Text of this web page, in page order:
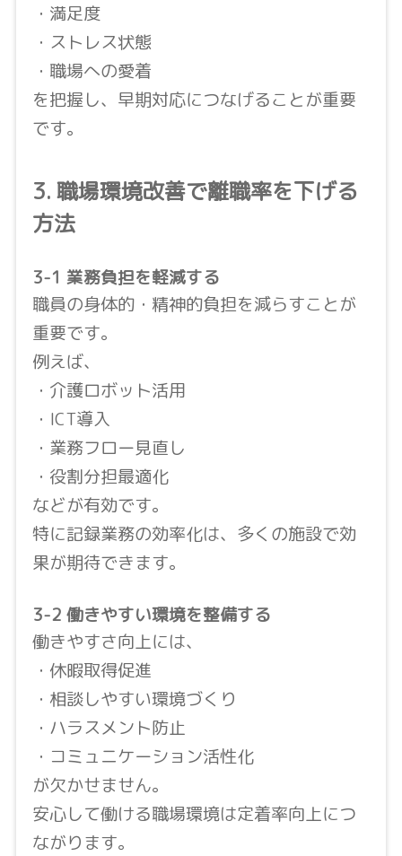
・満足度
・ストレス状態
・職場への愛着
を把握し、早期対応につなげることが重要
です。
3. 職場環境改善で離職率を下げる
方法
3-1 業務負担を軽減する
職員の身体的・精神的負担を減らすことが
重要です。
例えば、
・介護ロボット活用
・ICT導入
・業務フロー見直し
・役割分担最適化
などが有効です。
特に記録業務の効率化は、多くの施設で効
果が期待できます。
3-2 働きやすい環境を整備する
働きやすさ向上には、
・休暇取得促進
・相談しやすい環境づくり
・ハラスメント防止
・コミュニケーション活性化
が欠かせません。
安心して働ける職場環境は定着率向上につ
ながります。